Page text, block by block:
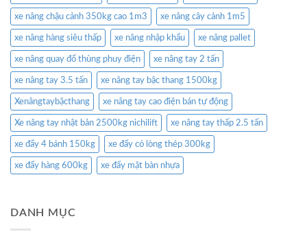
xe nâng chậu cảnh 350kg cao 1m3 xe nâng cây cảnh 1m5
xe nâng hàng siêu thấp xe nâng nhập khẩu xe nâng pallet
xe nâng quay đổ thùng phuy điện xe nâng tay 2 tấn
xe nâng tay 3.5 tấn xe nâng tay bậc thang 1500kg
Xenângtaybặcthang xe nâng tay cao điện bán tự động
Xe nâng tay nhật bản 2500kg nichilift xe nâng tay thấp 2.5 tấn
xe đẩy 4 bánh 150kg xe đẩy có lòng thép 300kg
xe đẩy hàng 600kg xe đẩy mặt bàn nhựa
DANH MỤC